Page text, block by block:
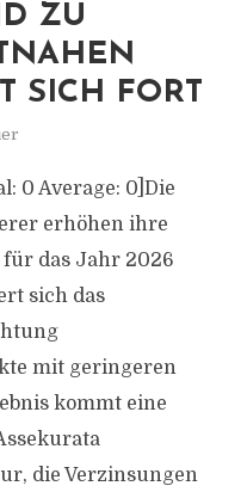
ZU
SICH FORT
0 Average: 0]Die
erhöhen ihre
das Jahr 2026
sich das
mit geringeren
kommt eine
die Verzinsungen